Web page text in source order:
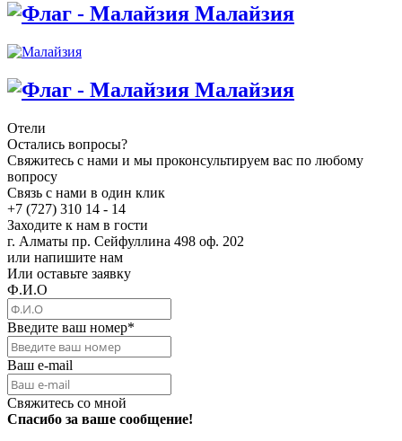
Малайзия
Малайзия
Отели
Остались вопросы?
Свяжитесь с нами и мы проконсультируем вас по любому
вопросу
Связь с нами в один клик
+7 (727) 310 14 - 14
Заходите к нам в гости
г. Алматы пр. Сейфуллина 498 оф. 202
или напишите нам
Или оставьте заявку
Ф.И.О
Введите ваш номер*
Ваш e-mail
Свяжитесь со мной
Спасибо за ваше сообщение!